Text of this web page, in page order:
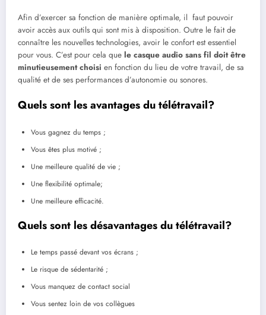
Afin d’exercer sa fonction de manière optimale, il faut pouvoir
avoir accès aux outils qui sont mis à disposition. Outre le fait de
connaître les nouvelles technologies, avoir le confort est essentiel
pour vous. C’est pour cela que le casque audio sans fil doit être
minutieusement choisi en fonction du lieu de votre travail, de sa
qualité et de ses performances d’autonomie ou sonores.
Quels sont les avantages du télétravail?
Vous gagnez du temps ;
Vous êtes plus motivé ;
Une meilleure qualité de vie ;
Une flexibilité optimale;
Une meilleure efficacité.
Quels sont les désavantages du télétravail?
Le temps passé devant vos écrans ;
Le risque de sédentarité ;
Vous manquez de contact social
Vous sentez loin de vos collègues